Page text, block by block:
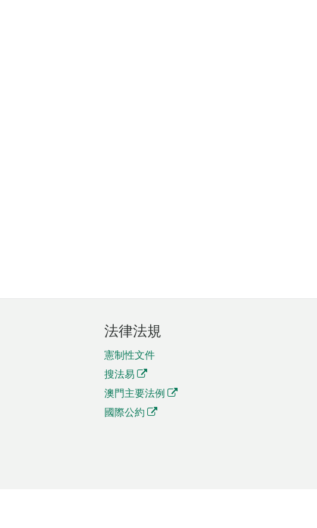
法律法規
憲制性文件
搜法易
澳門主要法例
國際公約